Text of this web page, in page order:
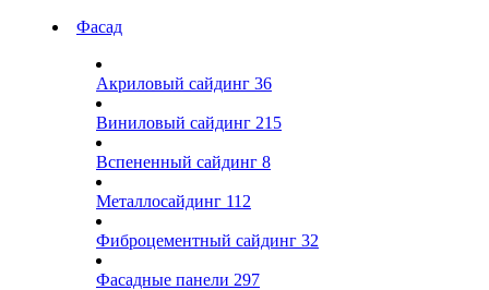
Фасад
Акриловый сайдинг 36
Виниловый сайдинг 215
Вспененный сайдинг 8
Металлосайдинг 112
Фиброцементный сайдинг 32
Фасадные панели 297